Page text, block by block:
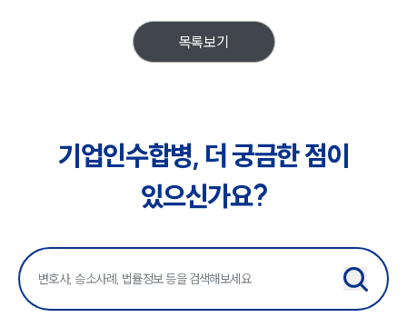
센터소개
센터소개
대륜의 강점
목록보기
기업인수합병, 더 궁금한 점이
있으신가요?